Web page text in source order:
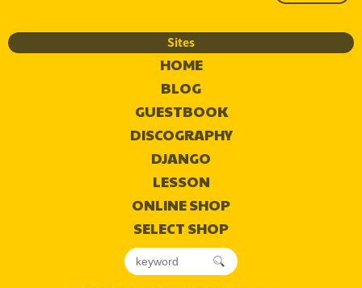
Sites
HOME
BLOG
GUESTBOOK
DISCOGRAPHY
DJANGO
LESSON
ONLINE SHOP
SELECT SHOP